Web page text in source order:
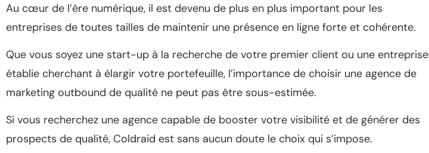
Au cœur de l’ère numérique, il est devenu de plus en plus important pour les
entreprises de toutes tailles de maintenir une présence en ligne forte et cohérente.
Que vous soyez une start-up à la recherche de votre premier client ou une entreprise
établie cherchant à élargir votre portefeuille, l’importance de choisir une agence de
marketing outbound de qualité ne peut pas être sous-estimée.
Si vous recherchez une agence capable de booster votre visibilité et de générer des
prospects de qualité, Coldraid est sans aucun doute le choix qui s’impose.